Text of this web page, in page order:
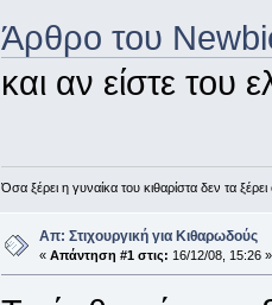
Άρθρο του
και αν είστε του
Όσα ξέρει η γυναίκα του κιθαρίστα δεν τα
Απ: Στιχουργική για Κιθαρωδούς
« Απάντηση #1 στις: 16/12/08, 15:26 »